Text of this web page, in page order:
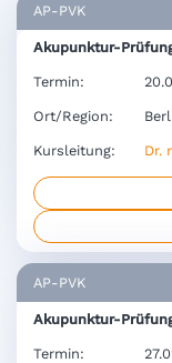
Akupunktur-
AP-PVK
Termin:
Ort/Region:
Kursleitung: Dr.
Akupunktur-
AP-PVK
Termin: